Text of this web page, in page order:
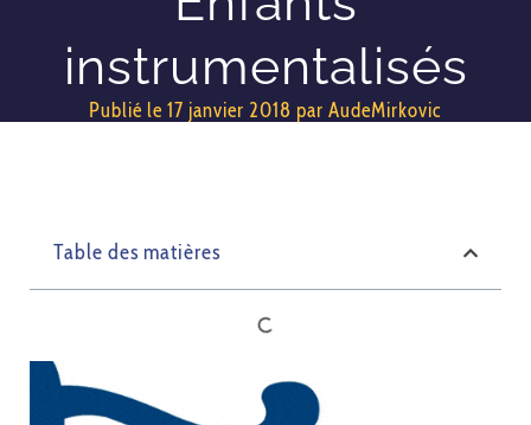
instrumentalisés
Publié le 17 janvier 2018 par AudeMirkovic
Table des matières